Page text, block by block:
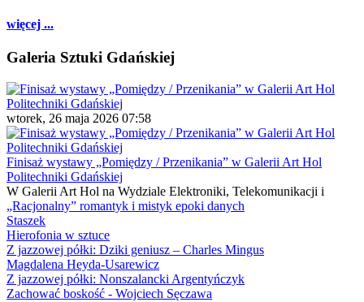
więcej ...
Galeria Sztuki Gdańskiej
wtorek, 26 maja 2026 07:58
Finisaż wystawy „Pomiędzy / Przenikania” w Galerii Art Hol
Politechniki Gdańskiej
W Galerii Art Hol na Wydziale Elektroniki, Telekomunikacji i
„Racjonalny” romantyk i mistyk epoki danych
Staszek
Hierofonia w sztuce
Z jazzowej półki: Dziki geniusz – Charles Mingus
Magdalena Heyda-Usarewicz
Z jazzowej półki: Nonszalancki Argentyńczyk
Zachować boskość - Wojciech Sęczawa